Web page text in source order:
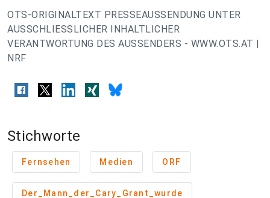
OTS-ORIGINALTEXT PRESSEAUSSENDUNG UNTER
AUSSCHLIESSLICHER INHALTLICHER
VERANTWORTUNG DES AUSSENDERS - WWW.OTS.AT |
NRF
Stichworte
Fernsehen Medien ORF
Der_Mann_der_Cary_Grant_wurde